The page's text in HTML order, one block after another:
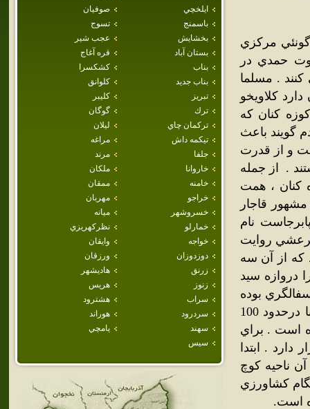
ايلخچي
صوفيان
باسمنج
تسوج
بخشايش
عجب شير
بستان آباد
قره آغاج
بناب
كشكسرا
بناب جديد
كلوانق
تبريز
كليبر
ترك
گوگان
تركمان چاي
ليلان
تيكمه داش
مراغه
جلفا
مرند
خاروانا
ملكان
خامنه
ممقان
خراجو
مهربان
خسروشهر
ميانه
خمارلو
نظركهريزي
خواجه
وايقان
دوزدوزان
ورزقان
زرنق
هاديشهر
زنوز
هريس
سراب
هشترود
سردرود
هوراند
سهند
يامچي
سيس
مركزي
حمدي در
خانوار زندگي مي كنند . مسلما
كلاويخو
كنان كه
گويند باعث
و از قدرت
. از جمله
كنان ، همت
قاجار
نام
روايت
كه از آن سه
دروازه سيد
بوده
چرا كه در حفاريهاي مختلف اين روستان ، كوزه هاي بزرگي كه غالبا درحدود 100
متر بدست آمده است . براي
. ابتدا
ناحيه كوچ
كشاورزي
است.